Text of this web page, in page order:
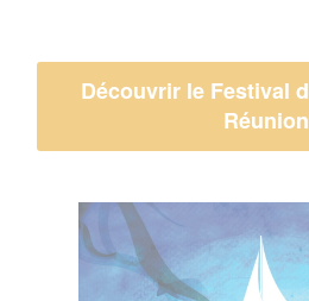
Découvrir le Festival
Réunion